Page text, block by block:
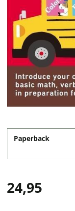
Paperback
24,95